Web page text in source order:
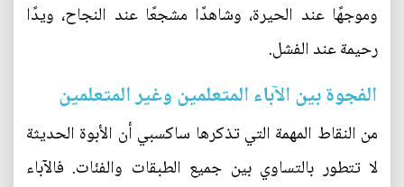
وموجهًا عند الحيرة، وشاهدًا مشجعًا عند النجاح، ويدًا
رحيمة عند الفشل.
الفجوة بين الآباء المتعلمين وغير المتعلمين
من النقاط المهمة التي تذكرها ساكسبي أن الأبوة الحديثة
لا تتطور بالتساوي بين جميع الطبقات والفئات. فالآباء